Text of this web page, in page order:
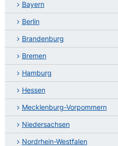
Bayern
Berlin
Brandenburg
Bremen
Hamburg
Hessen
Mecklenburg-Vorpommern
Niedersachsen
Nordrhein-Westfalen